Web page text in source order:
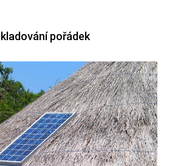
pořádek